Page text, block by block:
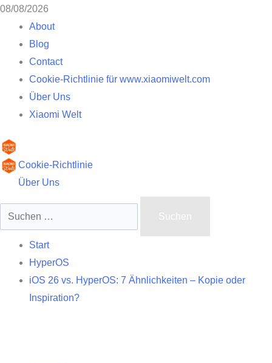
Zum
Inhalt
springen
08/08/2026
About
Blog
Contact
Cookie-Richtlinie für www.xiaomiwelt.com
Über Uns
Xiaomi Welt
Primäres
Menü
Cookie-Richtlinie
Über Uns
Suchen
nach:
Start
HyperOS
iOS 26 vs. HyperOS: 7 Ähnlichkeiten – Kopie oder
Inspiration?